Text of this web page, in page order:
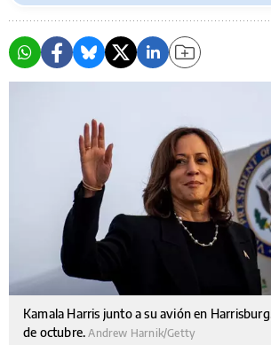
Kamala Harris junto a su avión en
de octubre.Andrew Harnik/Getty